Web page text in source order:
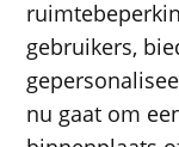
gebruikers,
nu gaat om